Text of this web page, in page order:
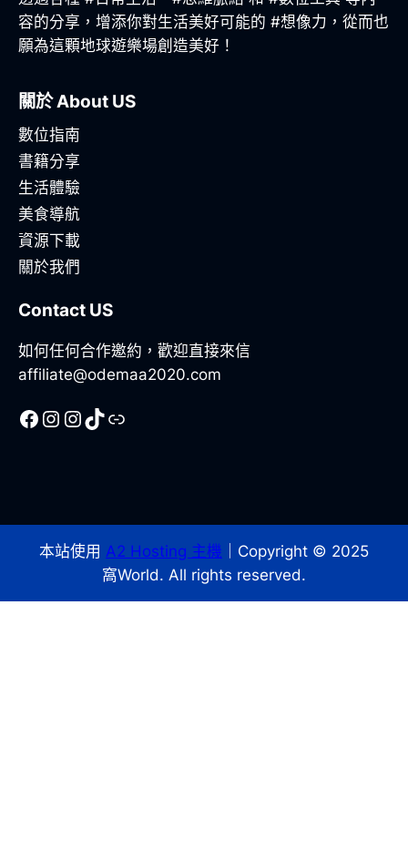
容的分享，增添你對生活美好可能的 #想像力，從而也
願為這顆地球遊樂場創造美好！
關於 About US
數位指南
書籍分享
生活體驗
美食導航
資源下載
關於我們
Contact US
如何任何合作邀約，歡迎直接來信
affiliate@odemaa2020.com
Facebook Instagram InstagramTikTok Line
本站使用 A2 Hosting 主機 ｜Copyright © 2025
窩World. All rights reserved.